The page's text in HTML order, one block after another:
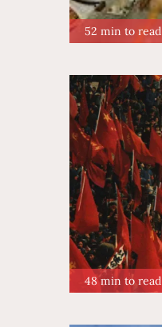
52 min to read
48 min to read